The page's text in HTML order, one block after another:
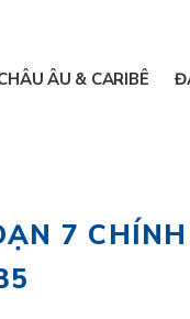
ÂU & CARIBÊ
7